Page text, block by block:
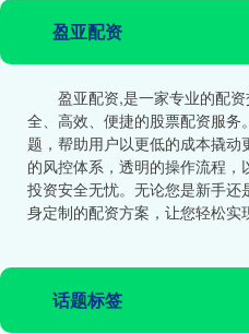
盈亚配资
盈亚配资,是一家专业的配
全、高效、便捷的股票配资服
题，帮助用户以更低的成本撬
的风控体系，透明的操作流程
投资安全无忧。无论您是新手
身定制的配资方案，让您轻松实
话题标签